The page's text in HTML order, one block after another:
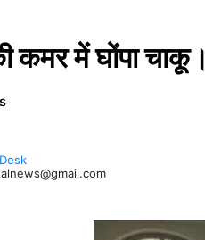
कमर में घोंपा चाकू।